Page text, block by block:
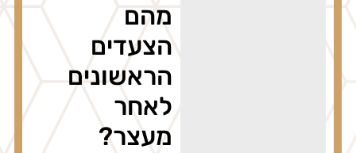
מהם
הצעדים
הראשונים
לאחר
מעצר?